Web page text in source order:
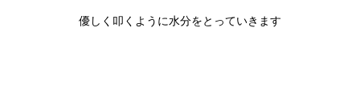
優しく叩くように水分をとっていきます